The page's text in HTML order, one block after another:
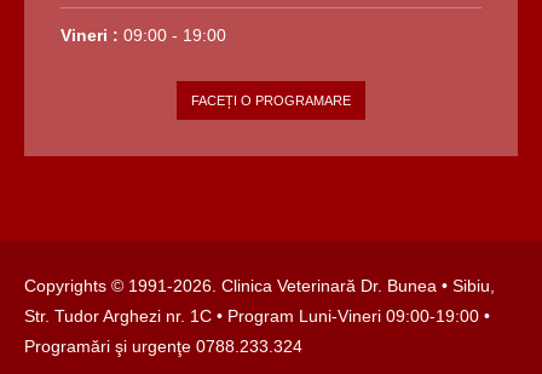
Vineri : 09:00 - 19:00
FACEȚI O PROGRAMARE
Copyrights © 1991-2026. Clinica Veterinară Dr. Bunea • Sibiu,
Str. Tudor Arghezi nr. 1C • Program Luni-Vineri 09:00-19:00 •
Programări şi urgenţe 0788.233.324